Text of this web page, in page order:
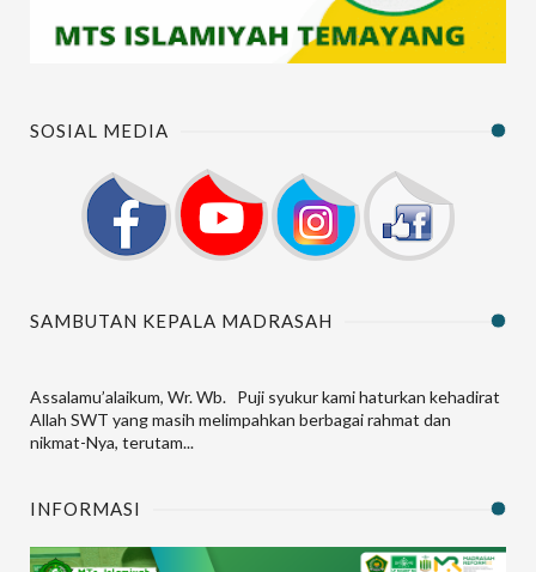
SOSIAL MEDIA
SAMBUTAN KEPALA MADRASAH
Assalamu’alaikum, Wr. Wb. Puji syukur kami haturkan kehadirat
Allah SWT yang masih melimpahkan berbagai rahmat dan
nikmat-Nya, terutam...
INFORMASI